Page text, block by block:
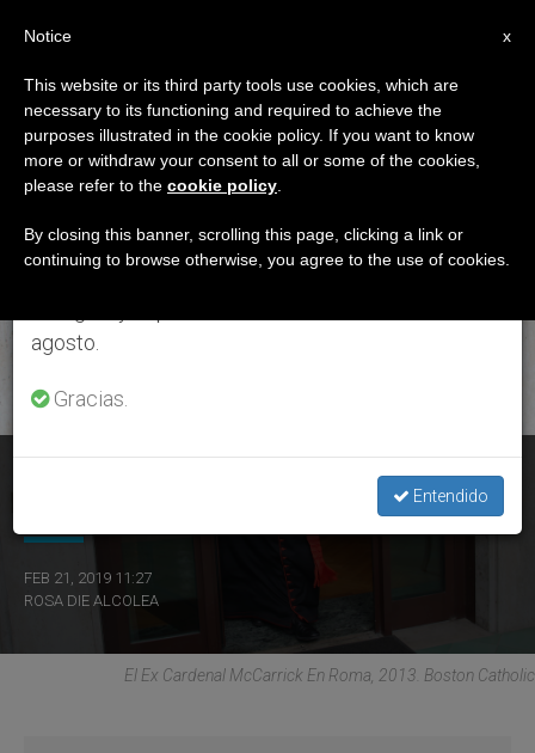
ETIQUETA
Posts Tagged ‘decreto
Final’
ÚLTIMAS NOTICIAS
FEB 21, 2019 11:27
ROSA DIE ALCOLEA
El Ex Cardenal McCarrick En Roma, 2013. Boston Catholic
×
Aviso importante
Del 27 de julio al 7 de agosto haremos la pausa
anual, aprovechando que en el periodo de verano
se generan menos informaciones y también el
agosto.
Gracias.
Entendido
x
Notice
This website or its third party tools use cookies, which are
necessary to its functioning and required to achieve the
purposes illustrated in the cookie policy. If you want to know
more or withdraw your consent to all or some of the cookies,
please refer to the cookie policy
By closing this banner, scrolling this page, clicking a link or
continuing to browse otherwise, you agree to the use of cookies.